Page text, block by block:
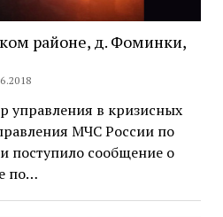
районе, д. Фоминки,
управления в кризисных
МЧС России по
поступило сообщение о
по…